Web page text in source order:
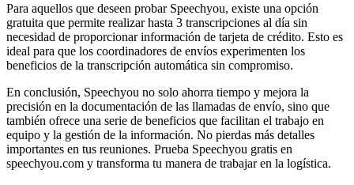
Para aquellos que deseen probar Speechyou, existe una opción
gratuita que permite realizar hasta 3 transcripciones al día sin
necesidad de proporcionar información de tarjeta de crédito. Esto es
ideal para que los coordinadores de envíos experimenten los
beneficios de la transcripción automática sin compromiso.
En conclusión, Speechyou no solo ahorra tiempo y mejora la
precisión en la documentación de las llamadas de envío, sino que
también ofrece una serie de beneficios que facilitan el trabajo en
equipo y la gestión de la información. No pierdas más detalles
importantes en tus reuniones. Prueba Speechyou gratis en
speechyou.com y transforma tu manera de trabajar en la logística.